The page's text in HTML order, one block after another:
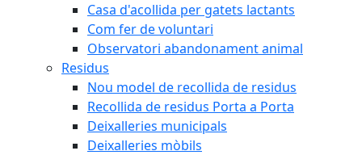
Casa d'acollida per gatets lactants
Com fer de voluntari
Observatori abandonament animal
Residus
Nou model de recollida de residus
Recollida de residus Porta a Porta
Deixalleries municipals
Deixalleries mòbils